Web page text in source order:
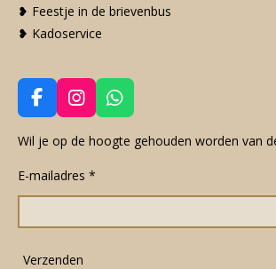
❥ Feestje in de brievenbus
❥ Kadoservice
F
a
c
b
o
k
I
n
s
a
g
a
m
W
h
a
A
p
Wil je op de hoogte gehouden worden van
E-mailadres *
Verzenden